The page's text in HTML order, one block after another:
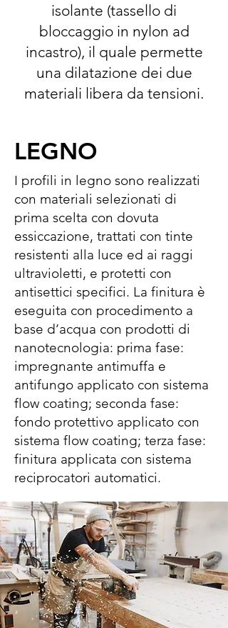
isolante (tassello di
bloccaggio in nylon ad
incastro), il quale permette
una dilatazione dei due
materiali libera da tensioni.
LEGNO
I profili in legno sono realizzati
con materiali selezionati di
prima scelta con dovuta
essiccazione, trattati con tinte
resistenti alla luce ed ai raggi
ultravioletti, e protetti con
antisettici specifici. La finitura è
eseguita con procedimento a
base d’acqua con prodotti di
nanotecnologia: prima fase:
impregnante antimuffa e
antifungo applicato con sistema
flow coating; seconda fase:
fondo protettivo applicato con
sistema flow coating; terza fase:
finitura applicata con sistema
reciprocatori automatici.